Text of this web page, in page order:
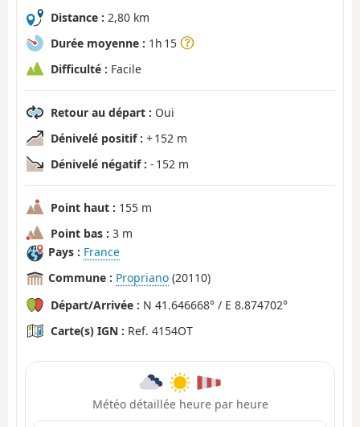
Distance : 2,80 km
Durée moyenne : 1h 15
Difficulté : Facile
Retour au départ : Oui
Dénivelé positif : + 152 m
Dénivelé négatif : - 152 m
Point haut : 155 m
Point bas : 3 m
Pays : France
Commune : Propriano (20110)
Départ/Arrivée : N 41.646668° / E 8.874702°
Carte(s) IGN : Ref. 4154OT
Météo détaillée heure par heure